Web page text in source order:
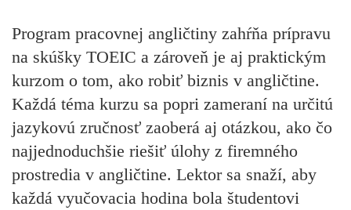
Program pracovnej angličtiny zahŕňa prípravu
na skúšky TOEIC a zároveň je aj praktickým
kurzom o tom, ako robiť biznis v angličtine.
Každá téma kurzu sa popri zameraní na určitú
jazykovú zručnosť zaoberá aj otázkou, ako čo
najjednoduchšie riešiť úlohy z firemného
prostredia v angličtine. Lektor sa snaží, aby
každá vyučovacia hodina bola študentovi